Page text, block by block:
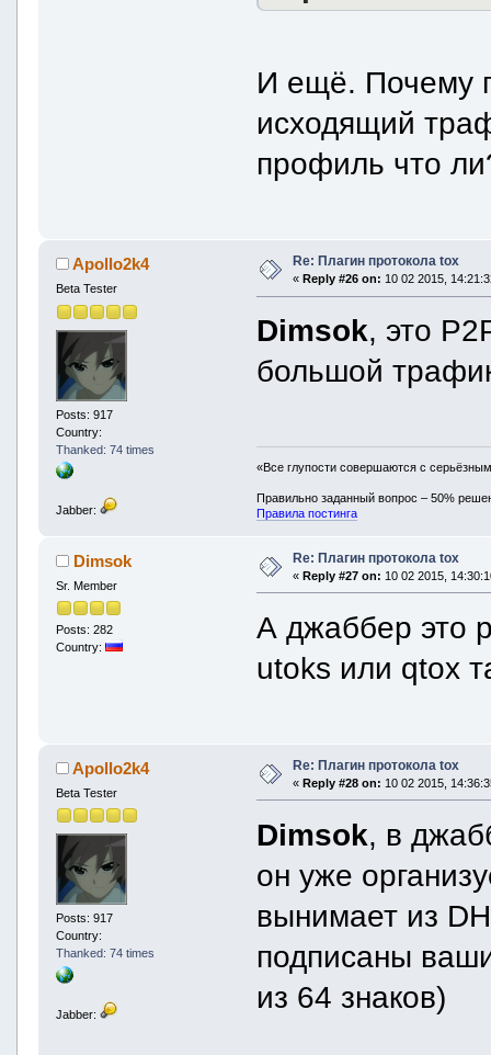
И ещё. Почему
исходящий
профиль что
Apollo2k4
Beta Tester
Posts: 917
Country:
Thanked: 74 times
Jabber:
Re: Плагин протокола tox
« Reply #26 on: 10 02 2015,
Dimsok, это
большой
«Все глупости совершаются с
Правильно заданный вопрос – 50%
Правила постинга
Dimsok
Sr. Member
Posts: 282
Country:
Re: Плагин протокола tox
« Reply #27 on: 10 02 2015,
А джаббер это
utoks или qtox
Apollo2k4
Beta Tester
Posts: 917
Country:
Thanked: 74 times
Jabber:
Re: Плагин протокола tox
« Reply #28 on: 10 02 2015,
Dimsok, в
он уже
вынимает из
подписаны
из 64 знаков)